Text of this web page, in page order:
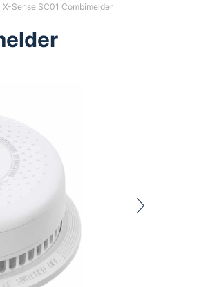
X-Sense SC01 Combimelder